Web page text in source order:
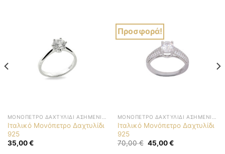
Ιταλικό Μονόπετρο Δαχτυλίδι
925
35,00€
Προσφορά!
Ιταλικό Μονόπετρο Δαχτυλίδι
925
70,00€ Original
price
45,00€Η